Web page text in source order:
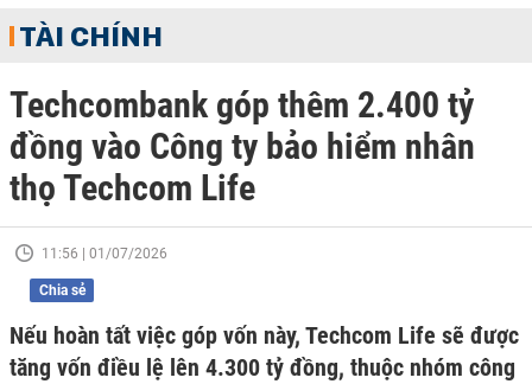
TÀI CHÍNH
Techcombank góp thêm 2.400 tỷ
đồng vào Công ty bảo hiểm nhân
thọ Techcom Life
11:56 | 01/07/2026
Chia sẻ
Nếu hoàn tất việc góp vốn này, Techcom Life sẽ được
tăng vốn điều lệ lên 4.300 tỷ đồng, thuộc nhóm công